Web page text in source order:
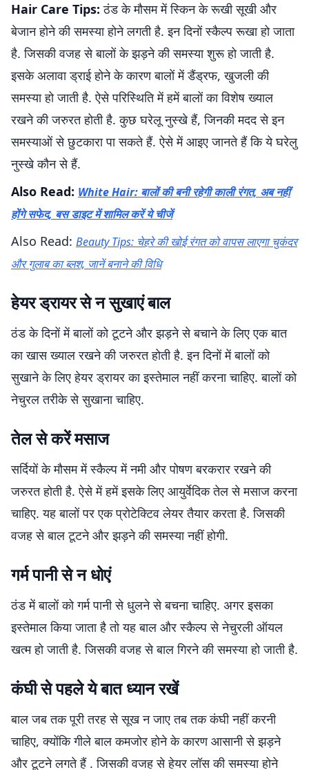
Hair Care Tips: ठंड के मौसम में स्किन के रूखी सूखी और
बेजान होने की समस्या होने लगती है. इन दिनों स्कैल्प रूखा हो जाता
है. जिसकी वजह से बालों के झड़ने की समस्या शुरू हो जाती है.
इसके अलावा ड्राई होने के कारण बालों में डैंड्रफ, खुजली की
समस्या हो जाती है. ऐसे परिस्थिति में हमें बालों का विशेष ख्याल
रखने की जरुरत होती है. कुछ घरेलू नुस्खे हैं, जिनकी मदद से इन
समस्याओं से छुटकारा पा सकते हैं. ऐसे में आइए जानते हैं कि ये घरेलु
नुस्खे कौन से हैं.
Also Read: White Hair: बालों की बनी रहेगी काली रंगत, अब नहीं
होंगे सफेद, बस डाइट में शामिल करें ये चीजें
Also Read: Beauty Tips: चेहरे की खोई रंगत को वापस लाएगा चुकंदर
और गुलाब का ब्लश, जानें बनाने की विधि
हेयर ड्रायर से न सुखाएं बाल
ठंड के दिनों में बालों को टूटने और झड़ने से बचाने के लिए एक बात
का खास ख्याल रखने की जरुरत होती है. इन दिनों में बालों को
सुखाने के लिए हेयर ड्रायर का इस्तेमाल नहीं करना चाहिए. बालों को
नेचुरल तरीके से सुखाना चाहिए.
तेल से करें मसाज
सर्दियों के मौसम में स्कैल्प में नमी और पोषण बरकरार रखने की
जरुरत होती है. ऐसे में हमें इसके लिए आयुर्वेदिक तेल से मसाज करना
चाहिए. यह बालों पर एक प्रोटेक्टिव लेयर तैयार करता है. जिसकी
वजह से बाल टूटने और झड़ने की समस्या नहीं होगी.
गर्म पानी से न धोएं
ठंड में बालों को गर्म पानी से धुलने से बचना चाहिए. अगर इसका
इस्तेमाल किया जाता है तो यह बाल और स्कैल्प से नेचुरली ऑयल
खत्म हो जाती है. जिसकी वजह से बाल गिरने की समस्या हो जाती है.
कंघी से पहले ये बात ध्यान रखें
बाल जब तक पूरी तरह से सूख न जाए तब तक कंघी नहीं करनी
चाहिए, क्योंकि गीले बाल कमजोर होने के कारण आसानी से झड़ने
और टूटने लगते हैं . जिसकी वजह से हेयर लॉस की समस्या होने